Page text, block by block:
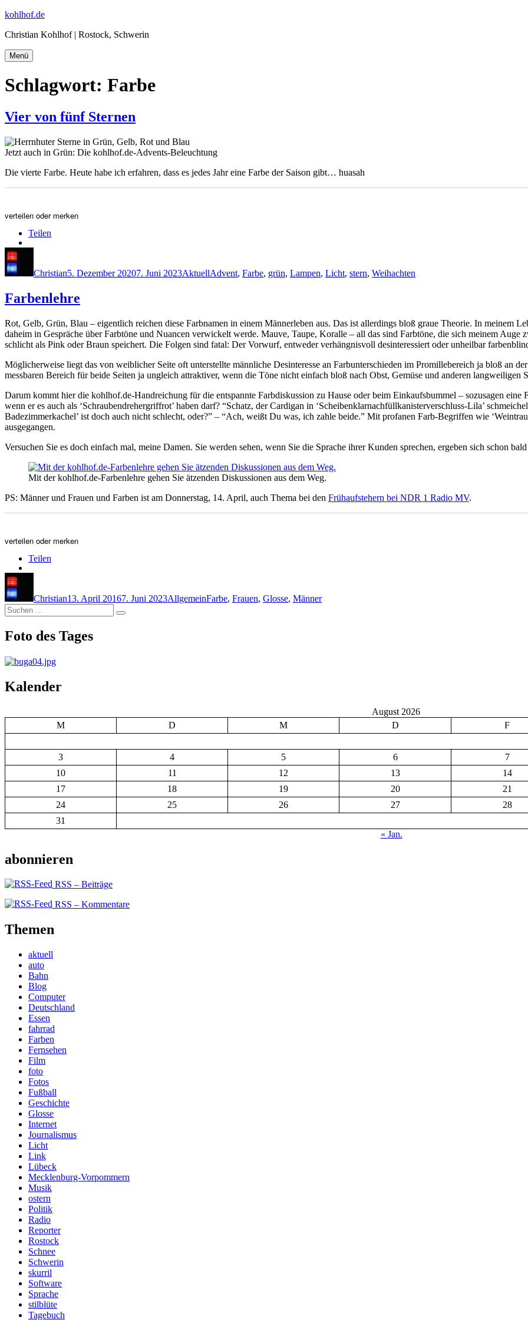
Zum
springen
kohlhof.de
Christian Kohlhof | Rostock, Schwerin
Menü
Schlagwort: Farbe
Vier von fünf Sternen
Jetzt auch in Grün: Die kohlhof.de-Advents-Beleuchtung
Die vierte Farbe. Heute habe ich erfahren, dass es jedes Jahr eine Farbe der Saison gibt… huasah
verteilen oder merken
Teilen
Christian5. Dezember 20207. Juni 2023AktuellAdvent, Farbe, grün, Lampen, Licht, stern, Weihachten
Farbenlehre
Rot, Gelb, Grün, Blau – eigentlich reichen diese Farbnamen in einem Männerleben aus. Das ist allerdings bloß graue Theorie. In meinem
daheim in Gespräche über Farbtöne und Nuancen verwickelt werde. Mauve, Taupe, Koralle – all das sind Farbtöne, die sich meinem Auge
schlicht als Pink oder Braun speichert. Die Folgen sind fatal: Der Vorwurf, entweder verhängnisvoll desinteressiert oder unheilbar
Möglicherweise liegt das von weiblicher Seite oft unterstellte männliche Desinteresse an Farbunterschieden im Promillebereich ja bloß an
messbaren Bereich für beide Seiten ja ungleich attraktiver, wenn die Töne nicht einfach bloß nach Obst, Gemüse und anderen langweiligen
Darum kommt hier die kohlhof.de-Handreichung für die entspannte Farbdiskussion zu Hause oder beim Einkaufsbummel – sozusagen
wenn er es auch als ‘Schraubendrehergriffrot’ haben darf? “Schatz, der Cardigan in ‘Scheibenklarnachfüllkanisterverschluss-Lila’
Badezimmerkachel’ ist doch auch nicht schlecht, oder?” – “Ach, weißt Du was, ich zahle beide.” Mit profanen Farb-Begriffen wie
ausgegangen.
Versuchen Sie es doch einfach mal, meine Damen. Sie werden sehen, wenn Sie die Sprache ihrer Kunden sprechen, ergeben sich schon
Mit der kohlhof.de-Farbenlehre gehen Sie ätzenden Diskussionen aus dem Weg.
PS: Männer und Frauen und Farben ist am Donnerstag, 14. April, auch Thema bei den Frühaufstehern bei NDR 1 Radio MV.
verteilen oder merken
Teilen
Christian13. April 20167. Juni 2023AllgemeinFarbe, Frauen, Glosse, Männer
Suchen
nach:
Suchen
Foto des Tages
Kalender
August 2026
M
D M D F
3
4 5 6 7
10
11 12 13 14
17
18 19 20 21
24
25 26 27 28
31
« Jan.
abonnieren
RSS – Beiträge
RSS – Kommentare
Themen
aktuell
auto
Bahn
Blog
Computer
Deutschland
Essen
fahrrad
Farben
Fernsehen
Film
foto
Fotos
Fußball
Geschichte
Glosse
Internet
Journalismus
Licht
Link
Lübeck
Mecklenburg-Vorpommern
Musik
ostern
Politik
Radio
Reporter
Rostock
Schnee
Schwerin
skurril
Software
Sprache
stilblüte
Tagebuch